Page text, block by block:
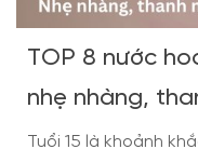
TOP 8 nước
nhẹ nhàng,
Tuổi 15 là khoảnh